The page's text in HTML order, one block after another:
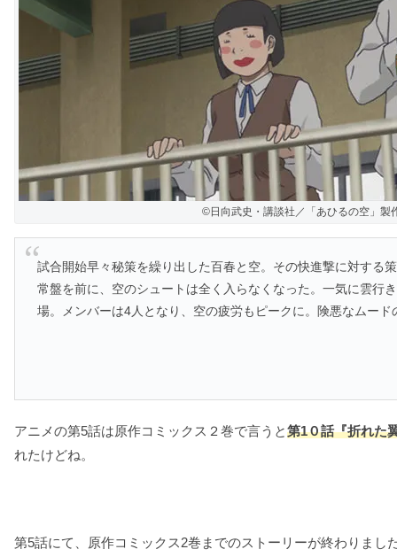
©日向武史・講談社／「あひるの空」製
試合開始早々秘策を繰り出した百春と空。その快進撃に対する
常盤を前に、空のシュートは全く入らなくなった。一気に雲行
場。メンバーは4人となり、空の疲労もピークに。険悪なムー
アニメの第5話は原作コミックス２巻で言うと第1０話『折れた
れたけどね。
第5話にて、原作コミックス2巻までのストーリーが終わりま